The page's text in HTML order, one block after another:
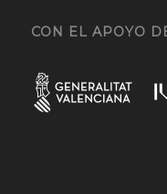
CON EL APOYO